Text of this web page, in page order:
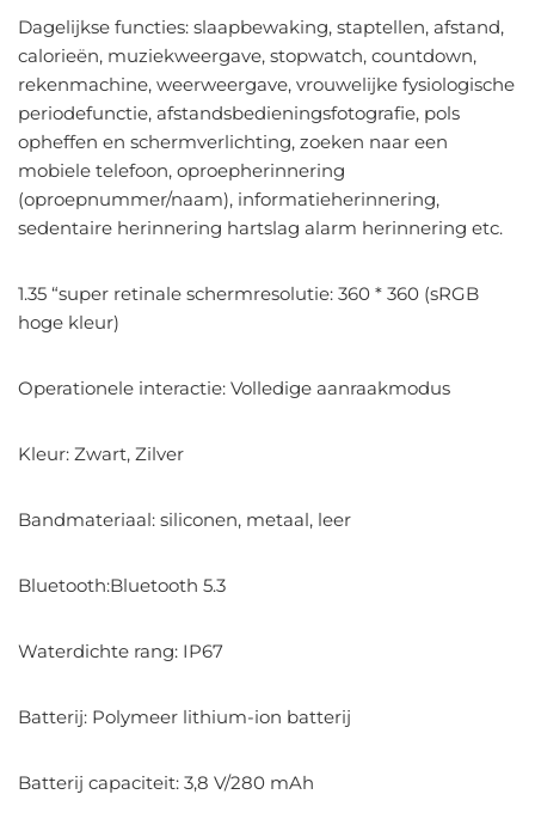
Dagelijkse functies: slaapbewaking, staptellen, afstand,
calorieën, muziekweergave, stopwatch, countdown,
rekenmachine, weerweergave, vrouwelijke fysiologische
periodefunctie, afstandsbedieningsfotografie, pols
opheffen en schermverlichting, zoeken naar een
mobiele telefoon, oproepherinnering
(oproepnummer/naam), informatieherinnering,
sedentaire herinnering hartslag alarm herinnering etc.
1.35 “super retinale schermresolutie: 360 * 360 (sRGB
hoge kleur)
Operationele interactie: Volledige aanraakmodus
Kleur: Zwart, Zilver
Bandmateriaal: siliconen, metaal, leer
Bluetooth:Bluetooth 5.3
Waterdichte rang: IP67
Batterij: Polymeer lithium-ion batterij
Batterij capaciteit: 3,8 V/280 mAh